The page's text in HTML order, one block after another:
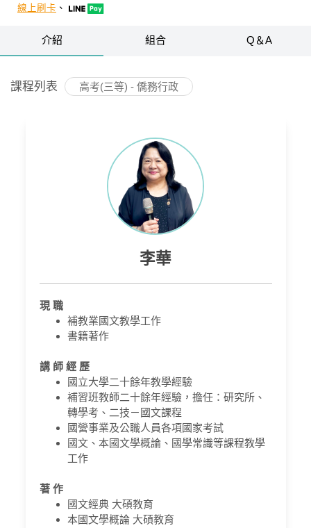
線上刷卡 、
介紹 組合 Q＆A
課程列表 高考(三等) - 僑務行政
李華
現 職
補教業國文教學工作
書籍著作
講 師 經 歷
國立大學二十餘年教學經驗
補習班教師二十餘年經驗，擔任：研究所、
轉學考、二技－國文課程
國營事業及公職人員各項國家考試
國文、本國文學概論、國學常識等課程教學
工作
著 作
國文經典 大碩教育
本國文學概論 大碩教育